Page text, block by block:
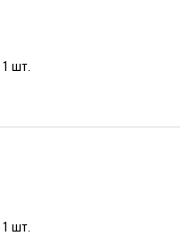
1 шт.
1 шт.